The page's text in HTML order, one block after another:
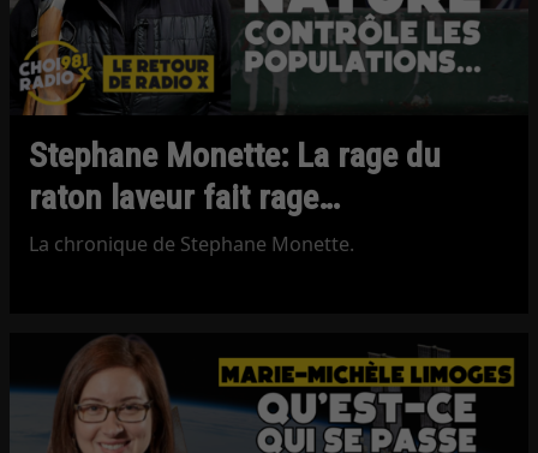
Stephane Monette: La rage du
raton laveur fait rage…
La chronique de Stephane Monette.